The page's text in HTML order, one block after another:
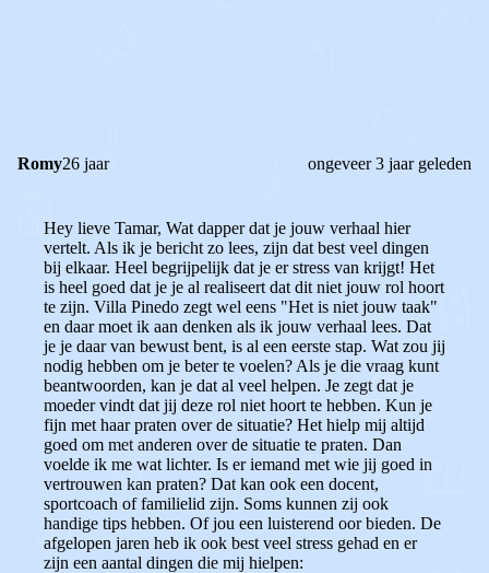
Romy26 jaar ongeveer 3 jaar geleden
Hey lieve Tamar, Wat dapper dat je jouw verhaal hier
vertelt. Als ik je bericht zo lees, zijn dat best veel dingen
bij elkaar. Heel begrijpelijk dat je er stress van krijgt! Het
is heel goed dat je je al realiseert dat dit niet jouw rol hoort
te zijn. Villa Pinedo zegt wel eens "Het is niet jouw taak"
en daar moet ik aan denken als ik jouw verhaal lees. Dat
je je daar van bewust bent, is al een eerste stap. Wat zou jij
nodig hebben om je beter te voelen? Als je die vraag kunt
beantwoorden, kan je dat al veel helpen. Je zegt dat je
moeder vindt dat jij deze rol niet hoort te hebben. Kun je
fijn met haar praten over de situatie? Het hielp mij altijd
goed om met anderen over de situatie te praten. Dan
voelde ik me wat lichter. Is er iemand met wie jij goed in
vertrouwen kan praten? Dat kan ook een docent,
sportcoach of familielid zijn. Soms kunnen zij ook
handige tips hebben. Of jou een luisterend oor bieden. De
afgelopen jaren heb ik ook best veel stress gehad en er
zijn een aantal dingen die mij hielpen: